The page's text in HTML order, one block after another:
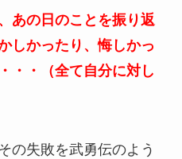
あの日のことを振り返
しかったり、悔しかっ
・・（全て自分に対し
の失敗を武勇伝のよう